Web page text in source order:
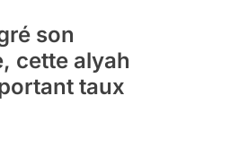
son
cette alyah
taux